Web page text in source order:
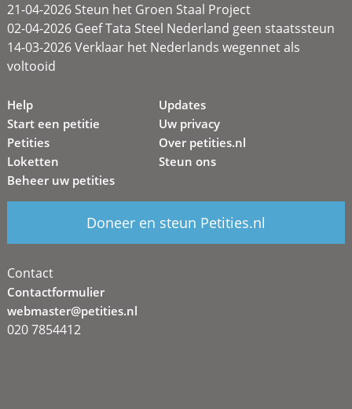
21-04-2026 Steun het Groen Staal Project
02-04-2026 Geef Tata Steel Nederland geen staatssteun
14-03-2026 Verklaar het Nederlands wegennet als
voltooid
Help
Start een petitie
Petities
Loketten
Beheer uw petities
Updates
Uw privacy
Over petities.nl
Steun ons
Doneer en steun Petities.nl
Contact
Contactformulier
webmaster@petities.nl
020 7854412